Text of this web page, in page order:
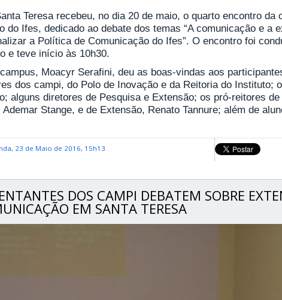
Teresa recebeu, no dia 20 de maio, o quarto encontro da
do Ifes, dedicado ao debate dos temas “A comunicação e a
a Política de Comunicação do Ifes”. O encontro foi
e teve início às 10h30.
Moacyr Serafini, deu as boas-vindas aos
dos campi, do Polo de Inovação e da Reitoria do Instituto;
alguns diretores de Pesquisa e Extensão; os pró-reitores
Ademar Stange, e de Extensão, Renato Tannure; além de
23 de Maio de 2016, 15h13
DOS CAMPI DEBATEM SOBRE
EM SANTA TERESA